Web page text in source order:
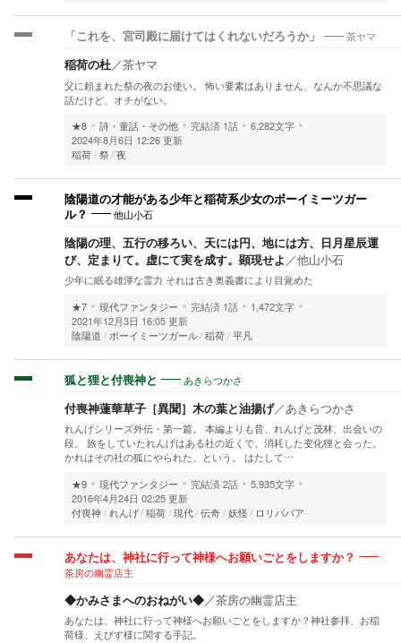
「これを、宮司殿に届けてはくれないだろうか」 茶ヤマ
稲荷の杜／茶ヤマ
父に頼まれた祭の夜のお使い。 怖い要素はありません、なんか不思議な
話だけど、オチがない。
★8
詩・童話・その他 完結済 1話
6,282文字
2024年8月6日 12:26 更新
稲荷 祭 夜
陰陽道の才能がある少年と稲荷系少女のボーイミーツガー
ル？
他山小石
陰陽の理、五行の移ろい、天には円、地には方、日月星辰運
び、定まりて。虚にて実を成す。顕現せよ ／他山小石
少年に眠る雄渾な霊力 それは古き奥義書により目覚めた
★7
現代ファンタジー 完結済 1話
1,472文字
2021年12月3日 16:05 更新
陰陽道
ボーイミーツガール 稲荷 平凡
狐と狸と付喪神と あきらつかさ
付喪神蓮華草子［異聞］木の葉と油揚げ／あきらつかさ
れんげシリーズ外伝・第一篇。 本編よりも昔、れんげと茂林、出会いの
段。 旅をしていたれんげはある社の近くで、消耗した变化狸と会った。
かれはその社の狐にやられた、という。 はたして…
★9
現代ファンタジー 完結済2話
5,935文字
2016年4月24日 02:25 更新
付喪神 れんげ 稲荷 現代 伝奇 妖怪 ロリババア
あなたは、神社に行って神様へお願いごとをしますか？
茶房の幽霊店主
◆かみさまへのおねがい◆／茶房の幽霊店主
あなたは、神社に行って神様へお願いごとをしますか？神社参拝、お稲
荷様、えびす様に関する手記。